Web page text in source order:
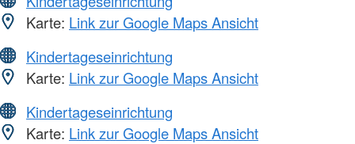
Karte: Link zur Google Maps Ansicht
Kindertageseinrichtung
Karte: Link zur Google Maps Ansicht
Kindertageseinrichtung
Karte: Link zur Google Maps Ansicht